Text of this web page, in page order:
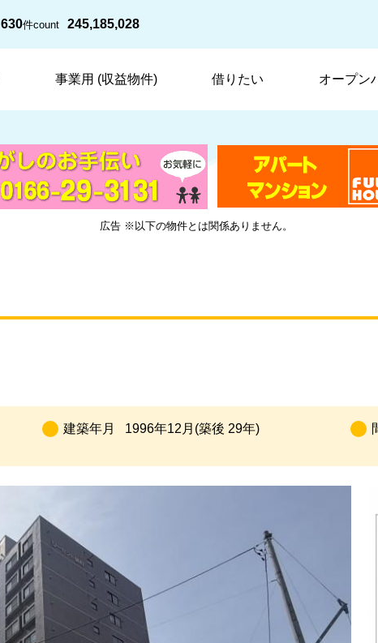
630件count 245,185,028
事業用 (収益物件) 借りたい オープン
広告 ※以下の物件とは関係ありません。
建築年月 1996年12月(築後 29年)